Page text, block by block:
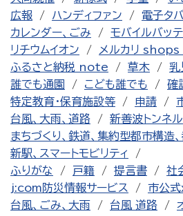
広報
ハンディファン
電子タ
カレンダー、ごみ
モバイルバッ
リチウムイオン
メルカリ shops
ふるさと納税 note
草木
乳
誰でも通園
こども誰でも
確
特定教育・保育施設等
申請
台風、大雨、道路
新善波トンネル
まちづくり、鉄道、集約型都市構造
新駅、スマートモビリティ
ふりがな
戸籍 提言書
社
j:com防災情報サービス
市公
台風、ごみ、大雨
台風 道路